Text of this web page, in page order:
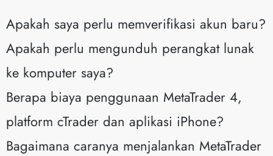
Apakah saya perlu memverifikasi akun baru?
Apakah perlu mengunduh perangkat lunak
ke komputer saya?
Berapa biaya penggunaan MetaTrader 4,
platform cTrader dan aplikasi iPhone?
Bagaimana caranya menjalankan MetaTrader